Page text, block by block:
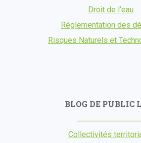
Droit de l’eau
Réglementation des
Risques Naturels et
BLOG DE PUBLIC
Collectivités